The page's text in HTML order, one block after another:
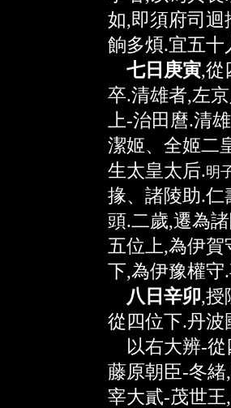
如,即須府司迴
餉多煩.宜五十
七日庚寅,從
卒.清雄者,左
上-治田麿.清
潔姬、全姬二
生太皇太后.明
掾、諸陵助.仁
頭.二歲,遷為
五位上,為伊
下,為伊豫權守
八日辛卯,授
從四位下.丹
以右大辨-從
藤原朝臣-冬
宰大貳-茂世王